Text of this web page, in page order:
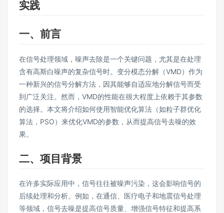
实践
一、前言
在信号处理领域，噪声去除是一个关键问题，尤其是在处理
含有高斯白噪声的复杂信号时。变分模态分解（VMD）作为
一种新兴的信号分解方法，因其能够自适应地分解信号而受
到广泛关注。然而，VMD的性能在很大程度上依赖于其参数
的选择。本文将介绍如何使用智能优化算法（如粒子群优化
算法，PSO）来优化VMD的参数，从而提高信号去噪的效
果。
二、项目背景
在许多实际应用中，信号往往被噪声污染，这会影响信号的
后续处理和分析。例如，在通信、医疗电子和地震信号处理
等领域，信号去噪是提高信号质量、增强信号特征和提高系